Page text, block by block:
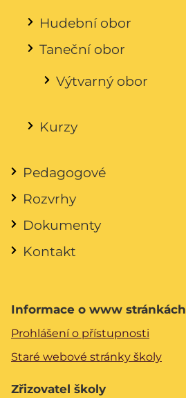
Hudební obor
Taneční obor
Výtvarný obor
Kurzy
Pedagogové
Rozvrhy
Dokumenty
Kontakt
Informace o www stránkách
Prohlášení o přístupnosti
Staré webové stránky školy
Zřizovatel školy